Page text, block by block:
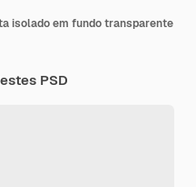
isolado em fundo transparente
PSD